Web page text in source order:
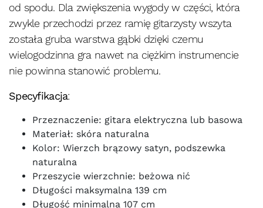
od spodu. Dla zwiększenia wygody w części, która
zwykle przechodzi przez ramię gitarzysty wszyta
została gruba warstwa gąbki dzięki czemu
wielogodzinna gra nawet na ciężkim instrumencie
nie powinna stanowić problemu.
Specyfikacja:
Przeznaczenie: gitara elektryczna lub basowa
Materiał: skóra naturalna
Kolor: Wierzch brązowy satyn, podszewka
naturalna
Przeszycie wierzchnie: beżowa nić
Długości maksymalna 139 cm
Długość minimalna 107 cm